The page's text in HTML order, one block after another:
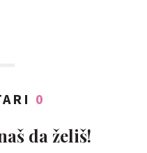
0
da želiš!